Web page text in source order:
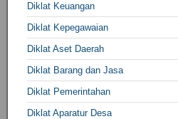
Diklat Keuangan
Diklat Kepegawaian
Diklat Aset Daerah
Diklat Barang dan Jasa
Diklat Pemerintahan
Diklat Aparatur Desa